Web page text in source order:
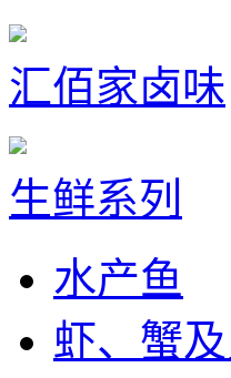
汇佰家卤味
生鲜系列
水产鱼
虾、蟹